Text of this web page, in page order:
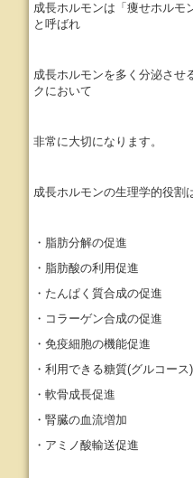
成長ホルモンは「痩せホルモ
と呼ばれ
成長ホルモンを多く分泌させ
クにおいて
非常に大切になります。
成長ホルモンの生理学的役割
・脂肪分解の促進
・脂肪酸の利用促進
・たんぱく質合成の促進
・コラーゲン合成の促進
・免疫細胞の機能促進
・利用できる糖質(グルコース
・軟骨成長促進
・腎臓の血流増加
・アミノ酸輸送促進